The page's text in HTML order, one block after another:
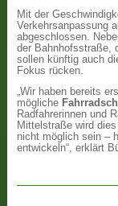
Mit der
Verkehrsanpassung
abgeschlossen.
der Bahnhofsstraße,
sollen künftig auch
Fokus rücken.
„Wir haben bereits
mögliche
Radfahrerinnen und
Mittelstraße wird
nicht möglich sein –
entwickeln“, erklärt